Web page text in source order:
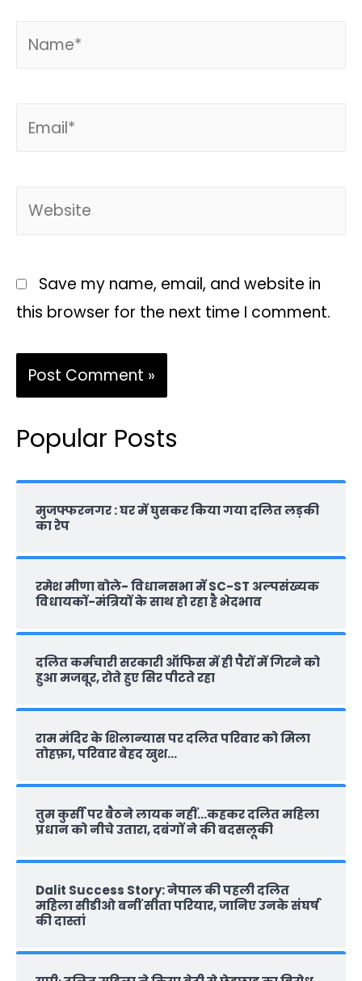
Save my name, email, and website in
this browser for the next time I comment.
Popular Posts
मुजफ्फरनगर : घर में घुसकर किया गया दलित लड़की
का रेप
रमेश मीणा बोले- विधानसभा में SC-ST अल्पसंख्यक
विधायकों-मंत्रियों के साथ हो रहा है भेदभाव
दलित कर्मचारी सरकारी ऑफ‍िस में ही पैरों में गिरने को
हुआ मजबूर, रोते हुए सिर पीटते रहा
राम मंदिर के शिलान्‍यास पर दलित परिवार को मिला
तोहफ़ा, परिवार बेहद खुश…
तुम कुर्सी पर बैठने लायक नहीं…कहकर दलित महिला
प्रधान को नीचे उतारा, दबंगों ने की बदसलूकी
Dalit Success Story: नेपाल की पहली दलित
महिला सीडीओ बनीं सीता परियार, जानिए उनके संघर्ष
की दास्‍तां